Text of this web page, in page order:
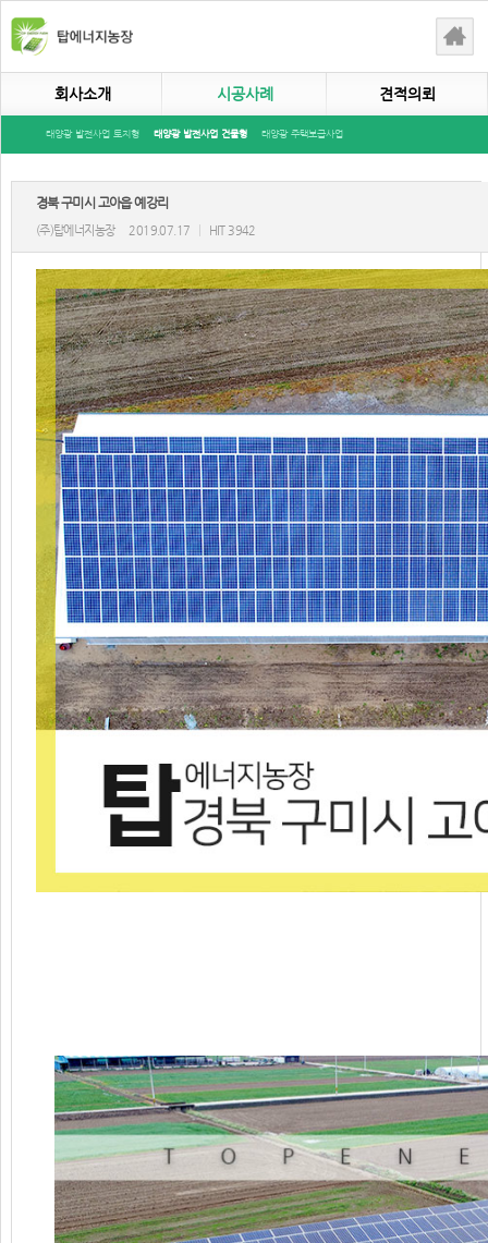
회사소개 시공사례 견적의뢰
태양광 발전사업 토지형 태양광 발전사업 건물형 태양광 주택보급사업
경북 구미시 고아읍 예강리
(주)탑에너지농장 2019.07.17 HIT 3942